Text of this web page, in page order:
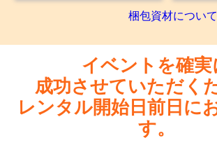
梱包資材につい
イベントを確実
成功させていただく
レンタル開始日前日に
す。